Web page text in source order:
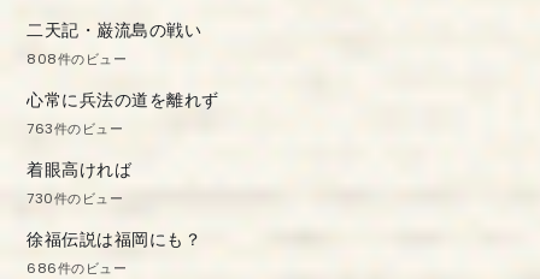
二天記・巌流島の戦い
808件のビュー
心常に兵法の道を離れず
763件のビュー
着眼高ければ
730件のビュー
徐福伝説は福岡にも？
686件のビュー